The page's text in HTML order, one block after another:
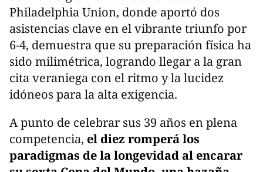
Philadelphia Union, donde aportó dos
asistencias clave en el vibrante triunfo por
6-4, demuestra que su preparación física ha
sido milimétrica, logrando llegar a la gran
cita veraniega con el ritmo y la lucidez
idóneos para la alta exigencia.
A punto de celebrar sus 39 años en plena
competencia, el diez romperá los
paradigmas de la longevidad al encarar